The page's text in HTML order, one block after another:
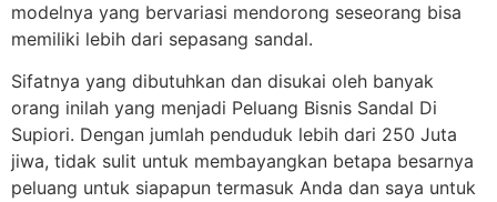
modelnya yang bervariasi mendorong seseorang bisa
memiliki lebih dari sepasang sandal.
Sifatnya yang dibutuhkan dan disukai oleh banyak
orang inilah yang menjadi Peluang Bisnis Sandal Di
Supiori. Dengan jumlah penduduk lebih dari 250 Juta
jiwa, tidak sulit untuk membayangkan betapa besarnya
peluang untuk siapapun termasuk Anda dan saya untuk